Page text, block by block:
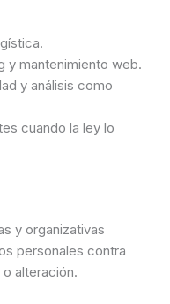
y mantenimiento web.
y análisis como
cuando la ley lo
y organizativas
personales contra
alteración.